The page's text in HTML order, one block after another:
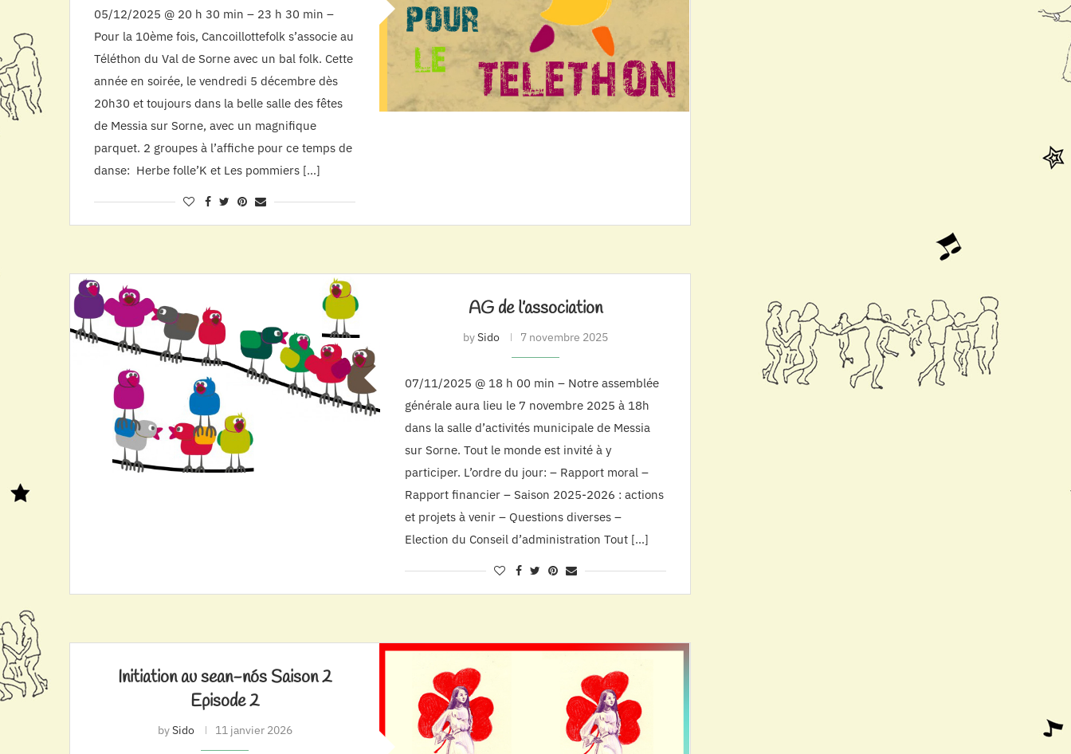
05/12/2025 @ 20 h 30 min – 23 h 30 min –
Pour la 10ème fois, Cancoillottefolk s’associe au
Téléthon du Val de Sorne avec un bal folk. Cette
année en soirée, le vendredi 5 décembre dès
20h30 et toujours dans la belle salle des fêtes
de Messia sur Sorne, avec un magnifique
parquet. 2 groupes à l’affiche pour ce temps de
danse: Herbe folle’K et Les pommiers […]
AG de l’association
bySido 7 novembre 2025
07/11/2025 @ 18 h 00 min – Notre assemblée
générale aura lieu le 7 novembre 2025 à 18h
dans la salle d’activités municipale de Messia
sur Sorne. Tout le monde est invité à y
participer. L’ordre du jour: – Rapport moral –
Rapport financier – Saison 2025-2026 : actions
et projets à venir – Questions diverses –
Election du Conseil d’administration Tout […]
Initiation au sean-nós Saison 2
Episode 2
bySido 11 janvier 2026